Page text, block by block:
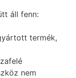
áll fenn:
termék,
nem